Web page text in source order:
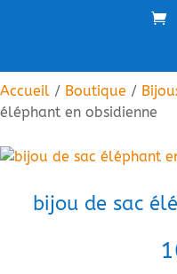
Accueil / Boutique /
éléphant en obsidienne
bijou de sac